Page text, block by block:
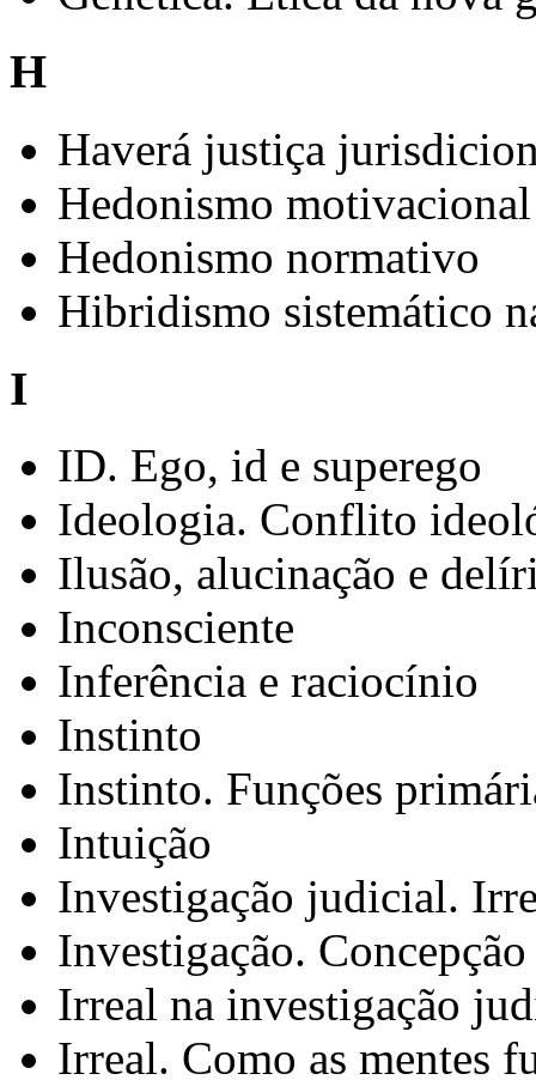
H
Haverá justiça
Hedonismo motivacional
Hedonismo normativo
Hibridismo sistemático
I
ID. Ego, id e superego
Ideologia. Conflito
Ilusão, alucinação e
Inconsciente
Inferência e raciocínio
Instinto
Instinto. Funções
Intuição
Investigação judicial.
Investigação.
Irreal na investigação
Irreal. Como as mentes